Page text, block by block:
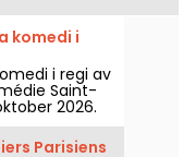
komedi i
i regi av
Saint-
2026.
Parisiens